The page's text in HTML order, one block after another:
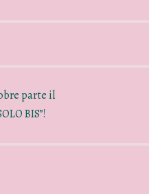
parte il
BIS”!